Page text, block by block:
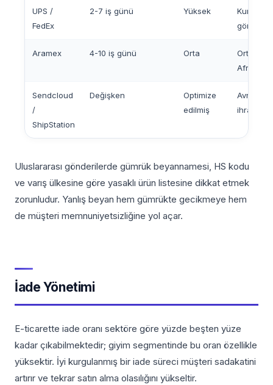
UPS /
FedEx
2-7 iş günü Yüksek
gönderi
Aramex 4-10 iş günü Orta
Orta
Afrika
Sendcloud
/
ShipStation
Değişken
Optimize
edilmiş
Avrupa
ihracatı
Uluslararası gönderilerde gümrük beyannamesi, HS kodu
ve varış ülkesine göre yasaklı ürün listesine dikkat etmek
zorunludur. Yanlış beyan hem gümrükte gecikmeye hem
de müşteri memnuniyetsizliğine yol açar.
İade Yönetimi
E-ticarette iade oranı sektöre göre yüzde beşten yüze
kadar çıkabilmektedir; giyim segmentinde bu oran özellikle
yüksektir. İyi kurgulanmış bir iade süreci müşteri sadakatini
artırır ve tekrar satın alma olasılığını yükseltir.